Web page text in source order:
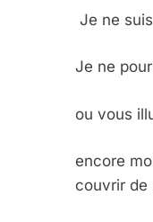
Je ne
Je ne
ou vous
encore
couvrir de